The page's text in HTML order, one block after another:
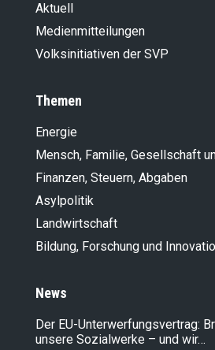
Aktuell
Medienmitteilungen
Volksinitiativen der SVP
Themen
Energie
Mensch, Familie, Gesellschaft
Finanzen, Steuern, Abgaben
Asylpolitik
Landwirt­schaft
Bildung, Forschung und
News
Der EU-Unterwerfungsvertrag:
unsere Sozialwerke – und wir…